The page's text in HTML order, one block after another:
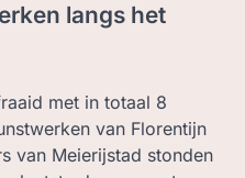
langs het
met in totaal 8
van Florentijn
van Meierijstad stonden